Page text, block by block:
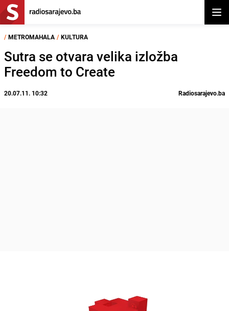
/ METROMAHALA / KULTURA
Sutra se otvara velika izložba
Freedom to Create
20.07.11. 10:32 Radiosarajevo.ba